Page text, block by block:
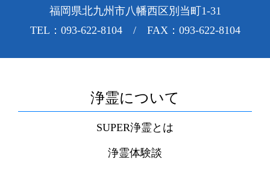
福岡県北九州市八幡西区別当町1-31
TEL：093-622-8104 / FAX：093-622-8104
浄霊について
SUPER浄霊とは
浄霊体験談